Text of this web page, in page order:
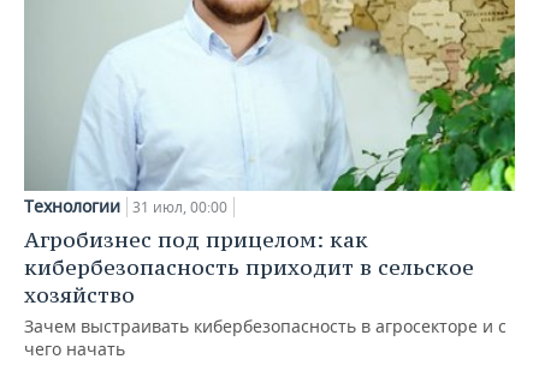
Технологии 31 июл, 00:00
Агробизнес под прицелом: как
кибербезопасность приходит в сельское
хозяйство
Зачем выстраивать кибербезопасность в агросекторе и с
чего начать